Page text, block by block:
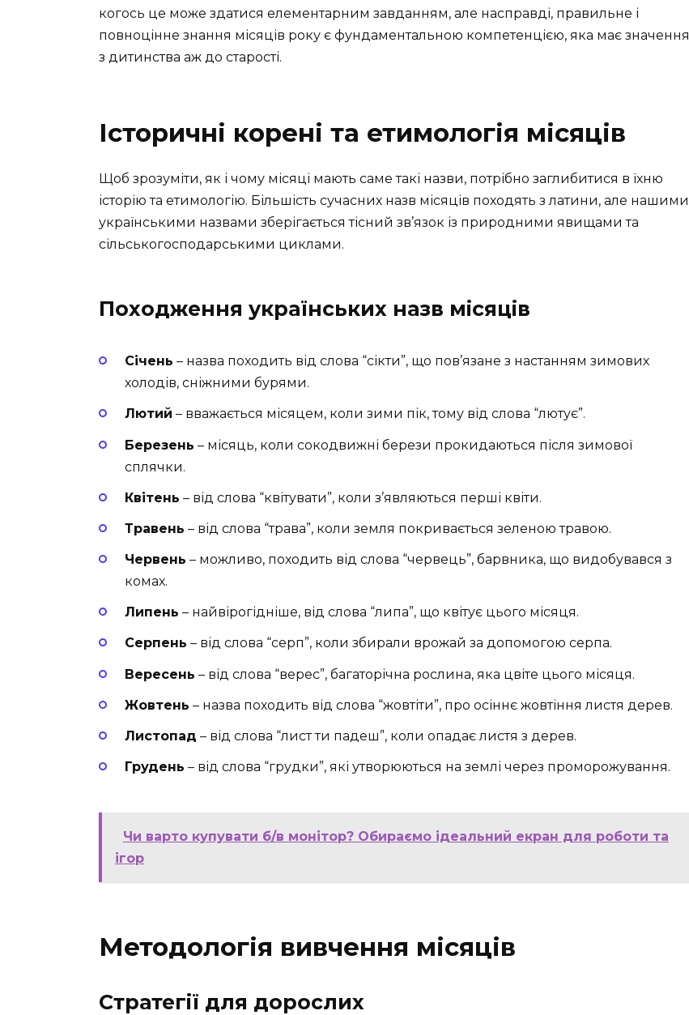
когось це може здатися елементарним завданням, але насправді, правильне і
повноцінне знання місяців року є фундаментальною компетенцією, яка має значення
з дитинства аж до старості.
Історичні корені та етимологія місяців
Щоб зрозуміти, як і чому місяці мають саме такі назви, потрібно заглибитися в їхню
історію та етимологію. Більшість сучасних назв місяців походять з латини, але нашими
українськими назвами зберігається тісний зв’язок із природними явищами та
сільськогосподарськими циклами.
Походження українських назв місяців
Січень – назва походить від слова “сікти”, що пов’язане з настанням зимових
холодів, сніжними бурями.
Лютий – вважається місяцем, коли зими пік, тому від слова “лютує”.
Березень – місяць, коли сокодвижні берези прокидаються після зимової
сплячки.
Квітень – від слова “квітувати”, коли з’являються перші квіти.
Травень – від слова “трава”, коли земля покривається зеленою травою.
Червень – можливо, походить від слова “червець”, барвника, що видобувався з
комах.
Липень – найвірогідніше, від слова “липа”, що квітує цього місяця.
Серпень – від слова “серп”, коли збирали врожай за допомогою серпа.
Вересень – від слова “верес”, багаторічна рослина, яка цвіте цього місяця.
Жовтень – назва походить від слова “жовтіти”, про осіннє жовтіння листя дерев.
Листопад – від слова “лист ти падеш”, коли опадає листя з дерев.
Грудень – від слова “грудки”, які утворюються на землі через проморожування.
Чи варто купувати б/в монітор? Обираємо ідеальний екран для роботи та
ігор
Методологія вивчення місяців
Стратегії для дорослих